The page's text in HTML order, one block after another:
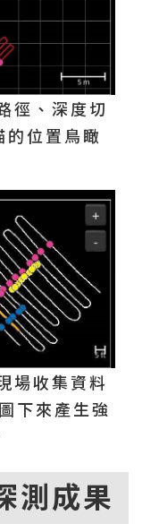
徑、深度切
位置鳥瞰
場收集資料
下來產生強
測成果